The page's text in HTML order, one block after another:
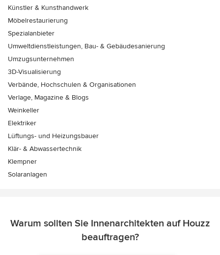
Künstler & Kunsthandwerk
Möbelrestaurierung
Spezialanbieter
Umweltdienstleistungen, Bau- & Gebäudesanierung
Umzugsunternehmen
3D-Visualisierung
Verbände, Hochschulen & Organisationen
Verlage, Magazine & Blogs
Weinkeller
Elektriker
Lüftungs- und Heizungsbauer
Klär- & Abwassertechnik
Klempner
Solaranlagen
Warum sollten Sie Innenarchitekten auf Houzz
beauftragen?